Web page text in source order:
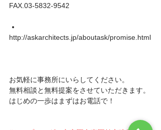
FAX.03-5832-9542
http://askarchitects.jp/aboutask/promise.html
お気軽に事務所にいらしてください。
無料相談と無料提案をさせていただきます。
はじめの一歩はまずはお電話で！